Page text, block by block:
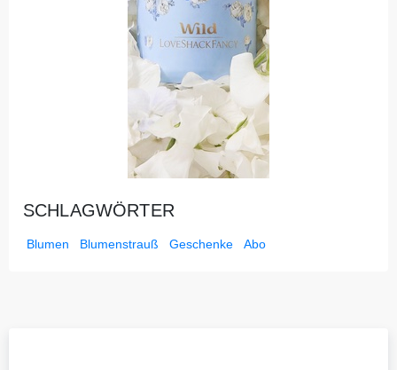
SCHLAGWÖRTER
Blumen Blumenstrauß Geschenke Abo